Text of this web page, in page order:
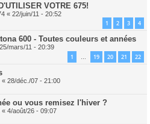
r
VOTRE 675!
« 22/juin/11 - 20:52
1 2 3 4
600 - Toutes couleurs et années
25/mars/11 - 20:39
1 … 19 20 21 22
« 28/déc./07 - 21:00
ou vous remisez l'hiver ?
« 4/août/26 - 09:07